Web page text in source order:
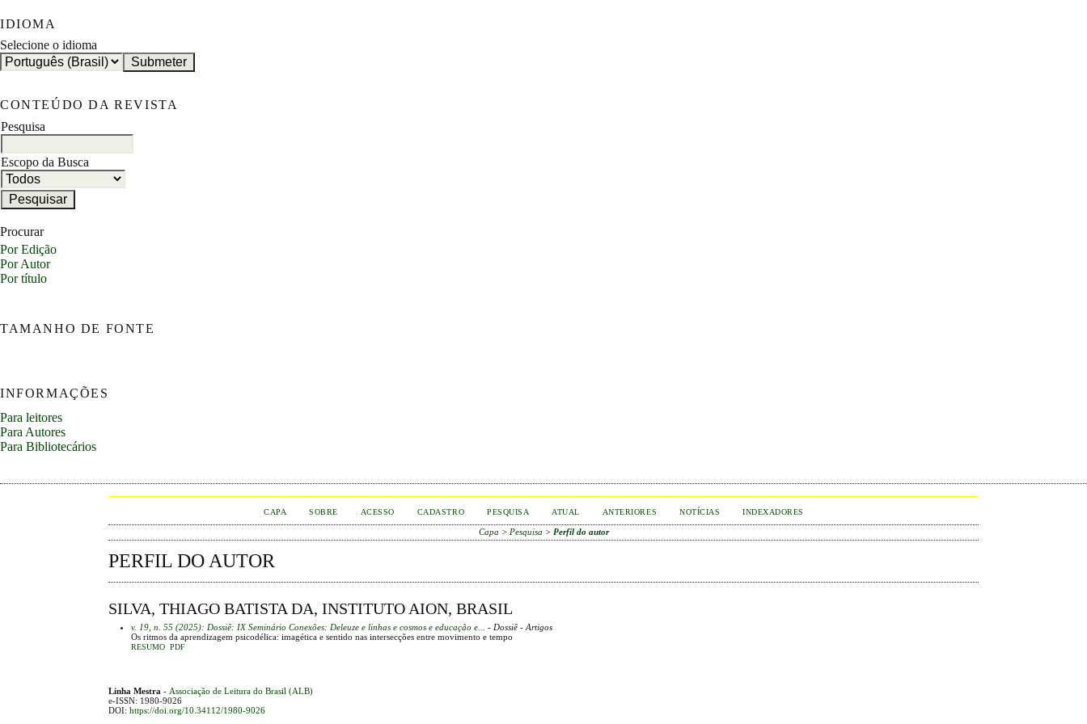
IDIOMA
Selecione o idioma
CONTEÚDO DA REVISTA
Pesquisa
Escopo da Busca
Procurar
Por Edição
Por Autor
Por título
TAMANHO DE FONTE
INFORMAÇÕES
Para leitores
Para Autores
Para Bibliotecários
CAPA SOBRE ACESSO CADASTRO PESQUISA ATUAL ANTERIORES NOTÍCIAS INDEXADORES
Capa > Pesquisa > Perfil do autor
PERFIL DO AUTOR
SILVA, THIAGO BATISTA DA, INSTITUTO AION, BRASIL
v. 19, n. 55 (2025): Dossiê: IX Seminário Conexões: Deleuze e linhas e cosmos e educação e...
- Dossiê - Artigos
Os ritmos da aprendizagem psicodélica: imagética e sentido nas intersecções entre movimento e tempo
RESUMO PDF
Linha Mestra- Associação de Leitura do Brasil (ALB)
e-ISSN: 1980-9026
DOI:https://doi.org/10.34112/1980-9026